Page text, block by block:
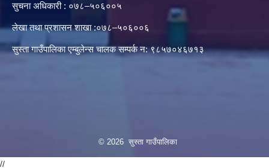
सुचना अधिकारी : ०७८–५०६००५
लेखा तथा प्रशासन शाखा :०७८–५०६००६
सुस्ता गाउँपालिका एम्बुलेन्स चालक सम्पर्क न‌‍: ९८५७०४६७१३
© 2026 सुस्ता गाउँपालिका
//